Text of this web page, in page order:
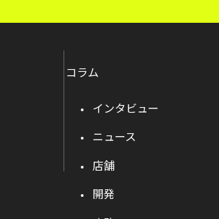
コラム
インタビュー
ニュース
店舗
開発